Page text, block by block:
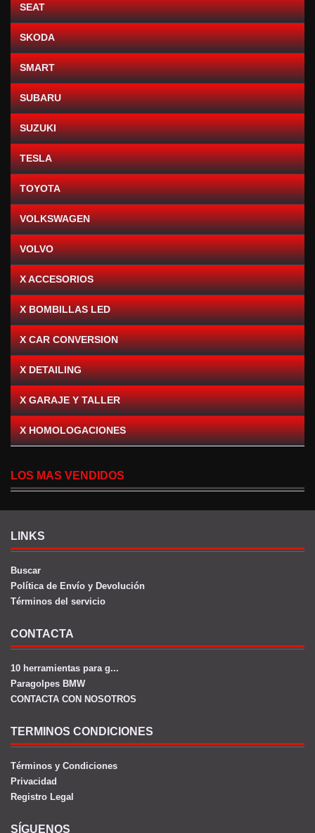
SEAT
SKODA
SMART
SUBARU
SUZUKI
TESLA
TOYOTA
VOLKSWAGEN
VOLVO
X ACCESORIOS
X BOMBILLAS LED
X CAR CONVERSION
X DETAILING
X GARAJE Y TALLER
X HOMOLOGACIONES
LOS MAS VENDIDOS
LINKS
Buscar
Política de Envío y Devolución
Términos del servicio
CONTACTA
10 herramientas para g...
Paragolpes BMW
CONTACTA CON NOSOTROS
TERMINOS CONDICIONES
Términos y Condiciones
Privacidad
Registro Legal
SÍGUENOS